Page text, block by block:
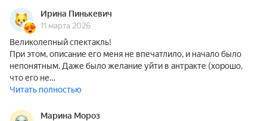
Ирина Пинькевич
11 марта 2026
Великолепный спектакль!
При этом, описание его меня не впечатлило, и начало было
непонятным. Даже было желание уйти в антракте (хорошо,
что его не…
Читать полностью
Марина Мороз